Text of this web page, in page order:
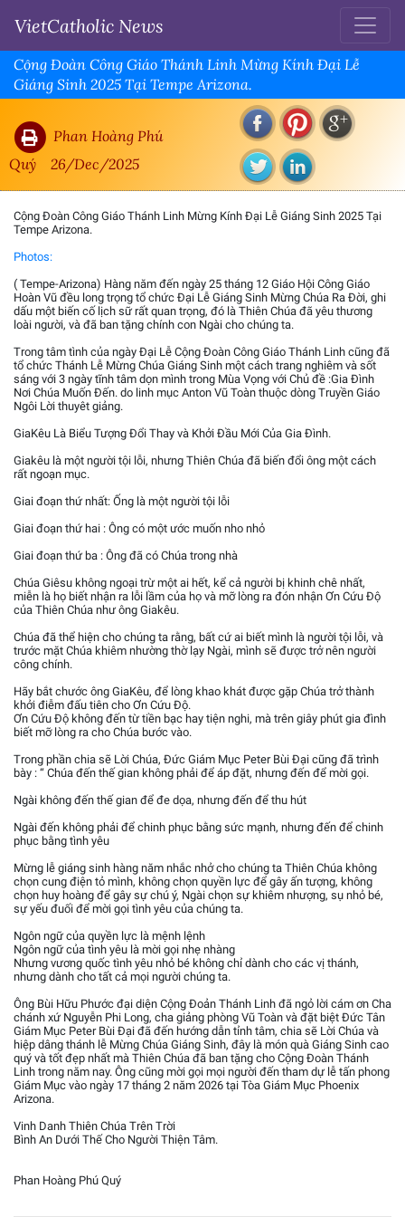
VietCatholic News
Cộng Đoàn Công Giáo Thánh Linh Mừng Kính Đại Lễ
Giáng Sinh 2025 Tại Tempe Arizona.
Phan Hoàng Phú
Quý
26/Dec/2025
Cộng Đoàn Công Giáo Thánh Linh Mừng Kính Đại Lễ Giáng Sinh 2025 Tại
Tempe Arizona.
Photos:
( Tempe-Arizona) Hàng năm đến ngày 25 tháng 12 Giáo Hội Công Giáo
Hoàn Vũ đều long trọng tổ chức Đại Lễ Giáng Sinh Mừng Chúa Ra Đời, ghi
dấu một biến cố lịch sữ rất quan trọng, đó là Thiên Chúa đã yêu thương
loài người, và đã ban tặng chính con Ngài cho chúng ta.
Trong tâm tình của ngày Đại Lễ Cộng Đoàn Công Giáo Thánh Linh cũng đã
tổ chức Thánh Lễ Mừng Chúa Giáng Sinh một cách trang nghiêm và sốt
sáng với 3 ngày tĩnh tâm dọn mình trong Mùa Vọng với Chủ đề :Gia Đình
Nơi Chúa Muốn Đến. do linh mục Anton Vũ Toàn thuộc dòng Truyền Giáo
Ngôi Lời thuyêt giảng.
GiaKêu Là Biểu Tượng Đổi Thay và Khởi Đầu Mới Của Gia Đình.
Giakêu là một người tội lỗi, nhưng Thiên Chúa đã biến đổi ông một cách
rất ngoạn mục.
Giai đoạn thứ nhất: Ống là một người tội lỗi
Giai đoạn thứ hai : Ông có một ước muốn nho nhỏ
Giai đoạn thứ ba : Ông đã có Chúa trong nhà
Chúa Giêsu không ngoại trừ một ai hết, kể cả người bị khinh chê nhất,
miễn là họ biết nhận ra lỗi lầm của họ và mỡ lòng ra đón nhận Ơn Cứu Độ
của Thiên Chúa như ông Giakêu.
Chúa đã thể hiện cho chúng ta rằng, bất cứ ai biết mình là người tội lỗi, và
trước mặt Chúa khiêm nhường thờ lạy Ngài, mình sẽ được trở nên người
công chính.
Hãy bắt chước ông GiaKêu, để lòng khao khát được gặp Chúa trở thành
khởi điễm đấu tiên cho Ơn Cứu Độ.
Ơn Cứu Độ không đến từ tiền bạc hay tiện nghi, mà trên giây phút gia đình
biết mỡ lòng ra cho Chúa bước vào.
Trong phần chia sẽ Lời Chúa, Đức Giám Mục Peter Bùi Đại cũng đã trình
bày : “ Chúa đến thế gian không phải để áp đặt, nhưng đến để mời gọi.
Ngài không đến thế gian để đe dọa, nhưng đến để thu hút
Ngài đến không phải để chinh phục bằng sức mạnh, nhưng đến để chinh
phục bằng tình yêu
Mừng lễ giáng sinh hàng năm nhắc nhở cho chúng ta Thiên Chúa không
chọn cung điện tỏ mình, không chọn quyền lực để gây ấn tượng, không
chọn huy hoàng để gây sự chú ý, Ngài chọn sự khiêm nhượng, sụ nhỏ bé,
sự yếu đuối để mời gọi tình yêu của chúng ta.
Ngôn ngữ của quyền lực là mệnh lệnh
Ngôn ngữ của tình yêu là mời gọi nhẹ nhàng
Nhưng vương quốc tình yêu nhỏ bé không chỉ dành cho các vị thánh,
nhưng dành cho tất cả mọi người chúng ta.
Ông Bùi Hữu Phước đại diện Cộng Đoản Thánh Linh đã ngỏ lời cám ơn Cha
chánh xứ Nguyễn Phi Long, cha giảng phòng Vũ Toàn và đặt biệt Đức Tân
Giám Mục Peter Bùi Đại đã đến hướng dẫn tỉnh tâm, chia sẽ Lời Chúa và
hiệp dâng thánh lễ Mừng Chúa Giáng Sinh, đây là món quà Giáng Sinh cao
quý và tốt đẹp nhất mà Thiên Chúa đã ban tặng cho Cộng Đoàn Thánh
Linh trong năm nay. Ông cũng mời gọi mọi người đến tham dự lễ tấn phong
Giám Mục vào ngày 17 tháng 2 năm 2026 tại Tòa Giám Mục Phoenix
Arizona.
Vinh Danh Thiên Chúa Trên Trời
Bình An Dưới Thế Cho Người Thiện Tâm.
Phan Hoàng Phú Quý